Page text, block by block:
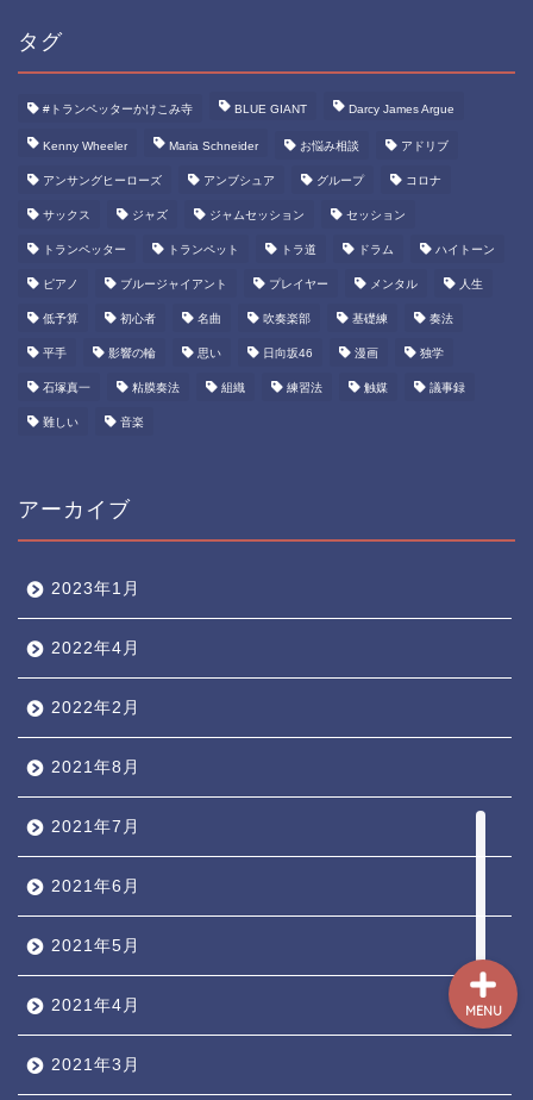
タグ
#トランペッターかけこみ寺 BLUE GIANT Darcy James Argue
Kenny Wheeler Maria Schneider お悩み相談 アドリブ
アンサングヒーローズ アンブシュア グループ コロナ
サックス ジャズ ジャムセッション セッション
トランペッター トランペット トラ道 ドラム ハイトーン
ピアノ ブルージャイアント プレイヤー メンタル 人生
低予算 初心者 名曲 吹奏楽部 基礎練 奏法
平手 影響の輪 思い 日向坂46 漫画 独学
石塚真一 粘膜奏法 組織 練習法 触媒 議事録
難しい 音楽
アーカイブ
2023年1月
2022年4月
2022年2月
2021年8月
2021年7月
2021年6月
2021年5月
2021年4月
2021年3月
MENU
お悩み相談回答┛